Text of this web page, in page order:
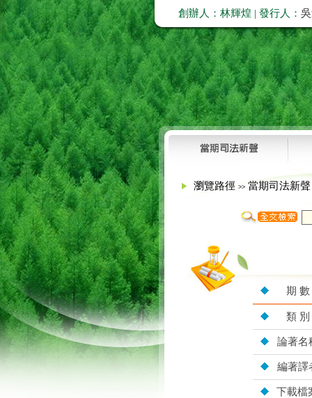
創辦人：林輝煌 | 發行人：
瀏覽路徑 >> 當期司法新
期 數
類 別
論著名
編著譯
下載檔